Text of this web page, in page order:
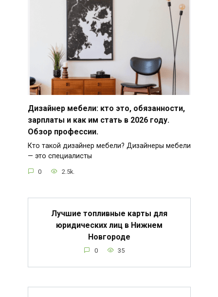
Дизайнер мебели: кто это, обязанности,
зарплаты и как им стать в 2026 году.
Обзор профессии.
Кто такой дизайнер мебели? Дизайнеры мебели
— это специалисты
0 2.5k.
Лучшие топливные карты для
юридических лиц в Нижнем
Новгороде
0 35